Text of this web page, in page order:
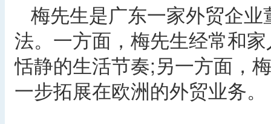
梅先生是广东一家外贸企
法。一方面，梅先生经常和
恬静的生活节奏;另一方面，
一步拓展在欧洲的外贸业务。